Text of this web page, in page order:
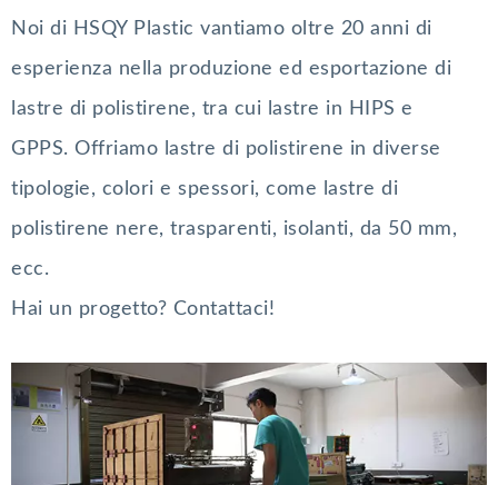
Noi di HSQY Plastic vantiamo oltre 20 anni di
esperienza nella produzione ed esportazione di
lastre di polistirene, tra cui lastre in HIPS e
GPPS. Offriamo lastre di polistirene in diverse
tipologie, colori e spessori, come lastre di
polistirene nere, trasparenti, isolanti, da 50 mm,
ecc.
Hai un progetto? Contattaci!